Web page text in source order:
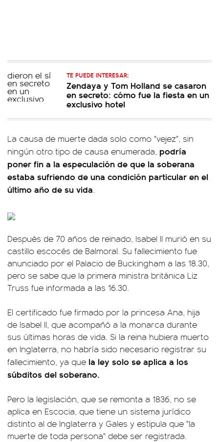
TE PUEDE INTERESAR:
Zendaya y Tom Holland se casaron
en secreto: cómo fue la fiesta en un
exclusivo hotel
La causa de muerte dada solo como "vejez", sin
ningún otro tipo de causa enumerada, podría
poner fin a la especulación de que la soberana
estaba sufriendo de una condición particular en el
último año de su vida.
Después de 70 años de reinado, Isabel II murió en su
castillo escocés de Balmoral. Su fallecimiento fue
anunciado por el Palacio de Buckingham a las 18.30,
pero se sabe que la primera ministra británica Liz
Truss fue informada a las 16.30.
El certificado fue firmado por la princesa Ana, hija
de Isabel II, que acompañó a la monarca durante
sus últimas horas de vida. Si la reina hubiera muerto
en Inglaterra, no habría sido necesario registrar su
fallecimiento, ya que la ley solo se aplica a los
súbditos del soberano.
Pero la legislación, que se remonta a 1836, no se
aplica en Escocia, que tiene un sistema jurídico
distinto al de Inglaterra y Gales y estipula que "la
muerte de toda persona" debe ser registrada.